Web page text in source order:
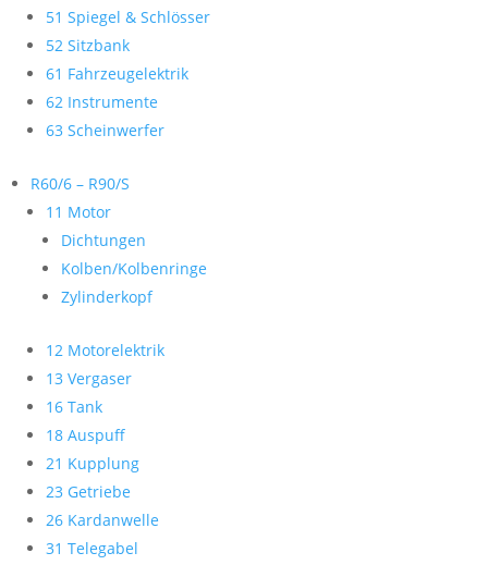
51 Spiegel & Schlösser
52 Sitzbank
61 Fahrzeugelektrik
62 Instrumente
63 Scheinwerfer
R60/6 – R90/S
11 Motor
Dichtungen
Kolben/Kolbenringe
Zylinderkopf
12 Motorelektrik
13 Vergaser
16 Tank
18 Auspuff
21 Kupplung
23 Getriebe
26 Kardanwelle
31 Telegabel